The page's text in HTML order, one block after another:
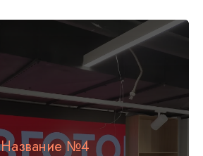
Название №4